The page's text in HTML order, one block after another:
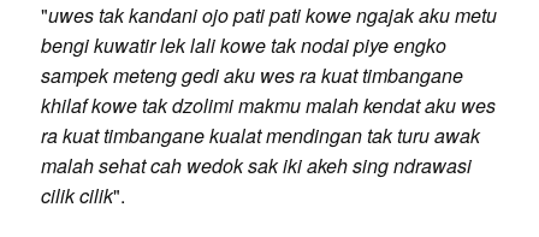
"uwes tak kandani ojo pati pati kowe ngajak aku metu
bengi kuwatir lek lali kowe tak nodai piye engko
sampek meteng gedi aku wes ra kuat timbangane
khilaf kowe tak dzolimi makmu malah kendat aku wes
ra kuat timbangane kualat mendingan tak turu awak
malah sehat cah wedok sak iki akeh sing ndrawasi
cilik cilik".